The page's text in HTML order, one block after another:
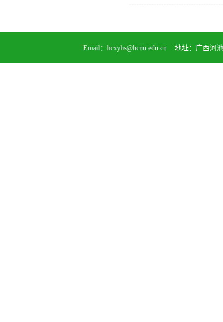
Email：hcxyhs@hcnu.edu.cn 地址：广西河